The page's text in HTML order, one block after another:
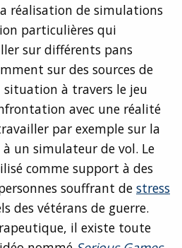
réalisation de simulations
particulières qui
sur différents pans
sur des sources de
situation à travers le jeu
avec une réalité
par exemple sur la
à un simulateur de vol. Le
comme support à des
souffrant de stress
des vétérans de guerre.
il existe toute